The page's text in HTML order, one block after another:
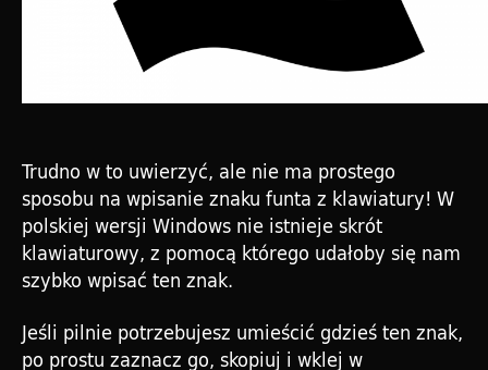
Trudno w to uwierzyć, ale nie ma prostego
sposobu na wpisanie znaku funta z klawiatury! W
polskiej wersji Windows nie istnieje skrót
klawiaturowy, z pomocą którego udałoby się nam
szybko wpisać ten znak.
Jeśli pilnie potrzebujesz umieścić gdzieś ten znak,
po prostu zaznacz go, skopiuj i wklej w